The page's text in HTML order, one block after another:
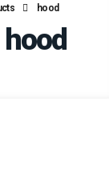
hood
hood